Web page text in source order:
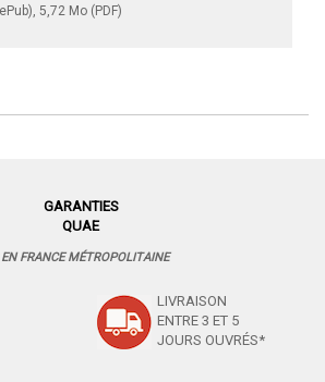
5,72 Mo (PDF)
GARANTIES
QUAE
FRANCE MÉTROPOLITAINE
LIVRAISON
ENTRE 3 ET 5
JOURS OUVRÉS*